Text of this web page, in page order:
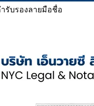
รับรองลายมือชื่อ